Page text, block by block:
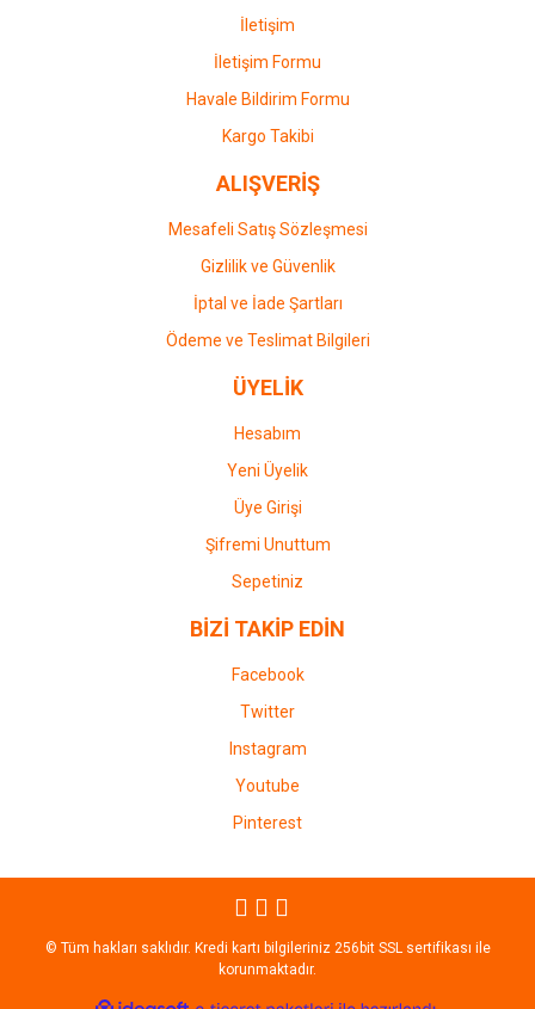
İletişim
İletişim Formu
Havale Bildirim Formu
Kargo Takibi
ALIŞVERİŞ
Mesafeli Satış Sözleşmesi
Gizlilik ve Güvenlik
İptal ve İade Şartları
Ödeme ve Teslimat Bilgileri
ÜYELİK
Hesabım
Yeni Üyelik
Üye Girişi
Şifremi Unuttum
Sepetiniz
BİZİ TAKİP EDİN
Facebook
Twitter
Instagram
Youtube
Pinterest
© Tüm hakları saklıdır. Kredi kartı bilgileriniz 256bit SSL sertifikası ile
korunmaktadır.